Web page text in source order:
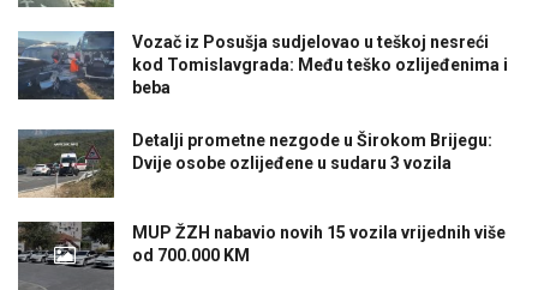
Vozač iz Posušja sudjelovao u teškoj nesreći
kod Tomislavgrada: Među teško ozlijeđenima i
beba
Detalji prometne nezgode u Širokom Brijegu:
Dvije osobe ozlijeđene u sudaru 3 vozila
MUP ŽZH nabavio novih 15 vozila vrijednih više
od 700.000 KM